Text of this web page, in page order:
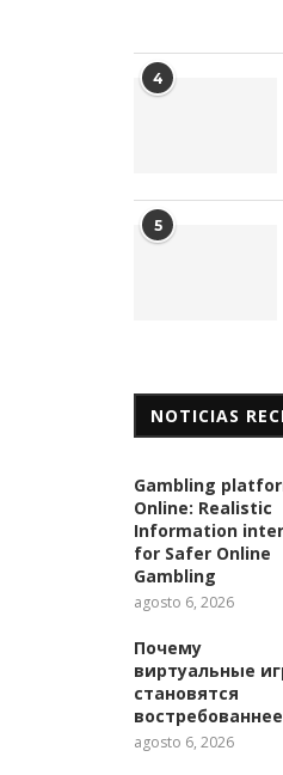
4
5
NOTICIAS
Gambling
Online: Realistic
Information
for Safer Online
Gambling
agosto 6, 2026
Почему
виртуальные
становятся
востребованнее
agosto 6, 2026